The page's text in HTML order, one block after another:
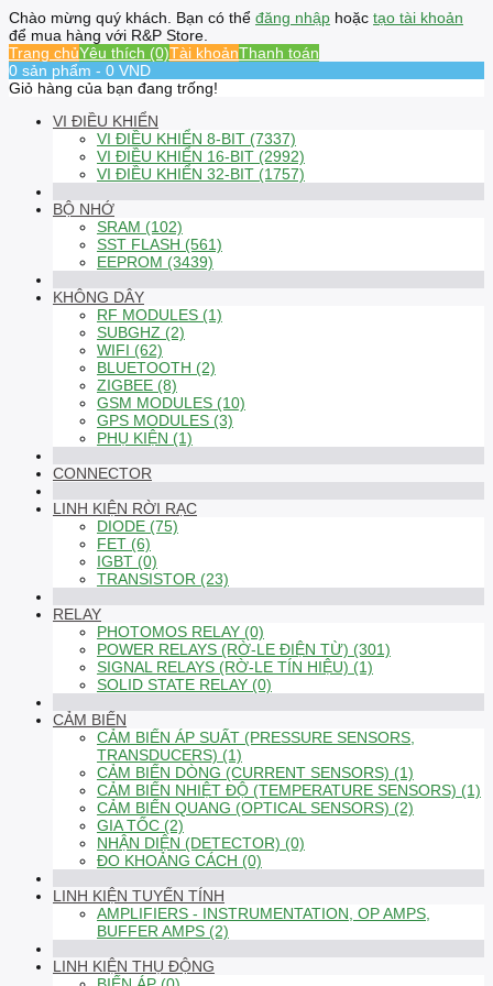
Chào mừng quý khách. Bạn có thể đăng nhập hoặc tạo tài khoản
để mua hàng với R&P Store.
Trang chủYêu thích (0)Tài khoảnThanh toán
0 sản phẩm - 0 VND
Giỏ hàng của bạn đang trống!
VI ĐIỀU KHIỂN
VI ĐIỀU KHIỂN 8-BIT (7337)
VI ĐIỀU KHIỂN 16-BIT (2992)
VI ĐIỀU KHIỂN 32-BIT (1757)
BỘ NHỚ
SRAM (102)
SST FLASH (561)
EEPROM (3439)
KHÔNG DÂY
RF MODULES (1)
SUBGHZ (2)
WIFI (62)
BLUETOOTH (2)
ZIGBEE (8)
GSM MODULES (10)
GPS MODULES (3)
PHỤ KIỆN (1)
CONNECTOR
LINH KIỆN RỜI RẠC
DIODE (75)
FET (6)
IGBT (0)
TRANSISTOR (23)
RELAY
PHOTOMOS RELAY (0)
POWER RELAYS (RỜ-LE ĐIỆN TỪ) (301)
SIGNAL RELAYS (RỜ-LE TÍN HIỆU) (1)
SOLID STATE RELAY (0)
CẢM BIẾN
CẢM BIẾN ÁP SUẤT (PRESSURE SENSORS,
TRANSDUCERS) (1)
CẢM BIẾN DÒNG (CURRENT SENSORS) (1)
CẢM BIẾN NHIỆT ĐỘ (TEMPERATURE SENSORS) (1)
CẢM BIẾN QUANG (OPTICAL SENSORS) (2)
GIA TỐC (2)
NHẬN DIỆN (DETECTOR) (0)
ĐO KHOẢNG CÁCH (0)
LINH KIỆN TUYẾN TÍNH
AMPLIFIERS - INSTRUMENTATION, OP AMPS,
BUFFER AMPS (2)
LINH KIỆN THỤ ĐỘNG